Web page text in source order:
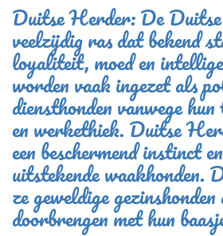
Duitse Herder: De
veelzijdig ras dat bekend
loyaliteit, moed en
worden vaak ingezet als
diensthonden vanwege
en werkethiek. Duitse
een beschermend instinct
uitstekende waakhonden.
ze geweldige
doorbrengen met hun